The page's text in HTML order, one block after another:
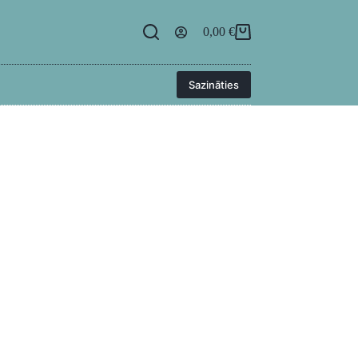
0,00 €
Sazināties